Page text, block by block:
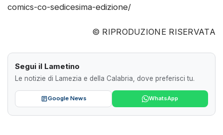
comics-co-sedicesima-edizione/
© RIPRODUZIONE RISERVATA
Segui il Lametino
Le notizie di Lamezia e della Calabria, dove preferisci tu.
Google News WhatsApp